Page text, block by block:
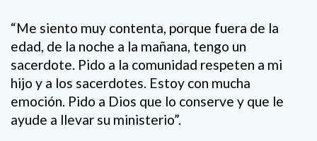
“Me siento muy contenta, porque fuera de la
edad, de la noche a la mañana, tengo un
sacerdote. Pido a la comunidad respeten a mi
hijo y a los sacerdotes. Estoy con mucha
emoción. Pido a Dios que lo conserve y que le
ayude a llevar su ministerio”.